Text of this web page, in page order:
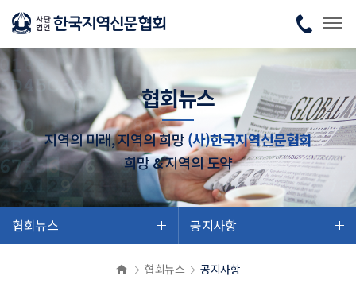
협회뉴스
지역의 미래, 지역의 희망(사)한국지역신문협회
희망 & 지역의 도약
협회뉴스 공지사항
협회뉴스 공지사항